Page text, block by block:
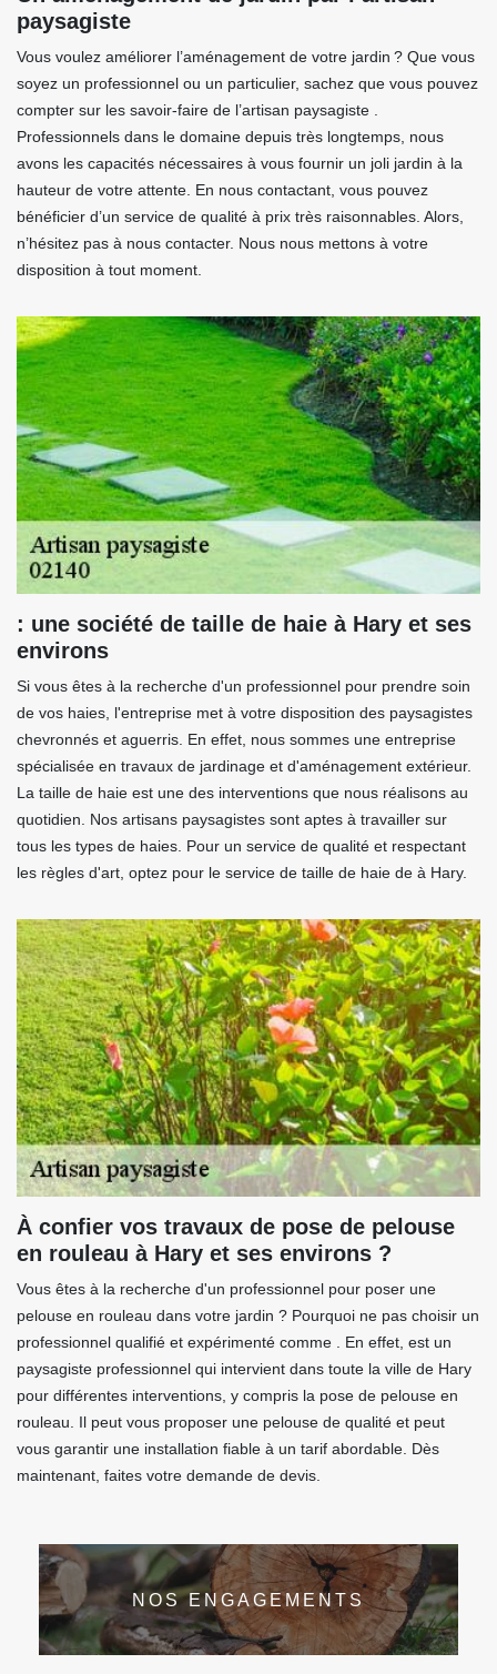
paysagiste
Vous voulez améliorer l’aménagement de votre jardin ? Que vous
soyez un professionnel ou un particulier, sachez que vous pouvez
compter sur les savoir-faire de l’artisan paysagiste .
Professionnels dans le domaine depuis très longtemps, nous
avons les capacités nécessaires à vous fournir un joli jardin à la
hauteur de votre attente. En nous contactant, vous pouvez
bénéficier d’un service de qualité à prix très raisonnables. Alors,
n’hésitez pas à nous contacter. Nous nous mettons à votre
disposition à tout moment.
: une société de taille de haie à Hary et ses
environs
Si vous êtes à la recherche d'un professionnel pour prendre soin
de vos haies, l'entreprise met à votre disposition des paysagistes
chevronnés et aguerris. En effet, nous sommes une entreprise
spécialisée en travaux de jardinage et d'aménagement extérieur.
La taille de haie est une des interventions que nous réalisons au
quotidien. Nos artisans paysagistes sont aptes à travailler sur
tous les types de haies. Pour un service de qualité et respectant
les règles d'art, optez pour le service de taille de haie de à Hary.
À confier vos travaux de pose de pelouse
en rouleau à Hary et ses environs ?
Vous êtes à la recherche d'un professionnel pour poser une
pelouse en rouleau dans votre jardin ? Pourquoi ne pas choisir un
professionnel qualifié et expérimenté comme . En effet, est un
paysagiste professionnel qui intervient dans toute la ville de Hary
pour différentes interventions, y compris la pose de pelouse en
rouleau. Il peut vous proposer une pelouse de qualité et peut
vous garantir une installation fiable à un tarif abordable. Dès
maintenant, faites votre demande de devis.
NOS ENGAGEMENTS